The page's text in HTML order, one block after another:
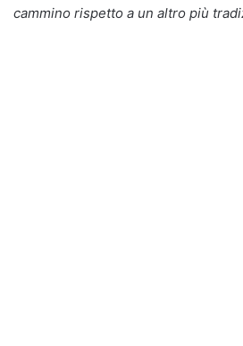
cammino rispetto a un altro più